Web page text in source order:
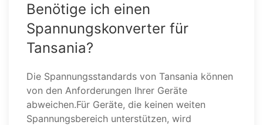
Benötige ich einen
Spannungskonverter für
Tansania?
Die Spannungsstandards von Tansania können
von den Anforderungen Ihrer Geräte
abweichen.Für Geräte, die keinen weiten
Spannungsbereich unterstützen, wird